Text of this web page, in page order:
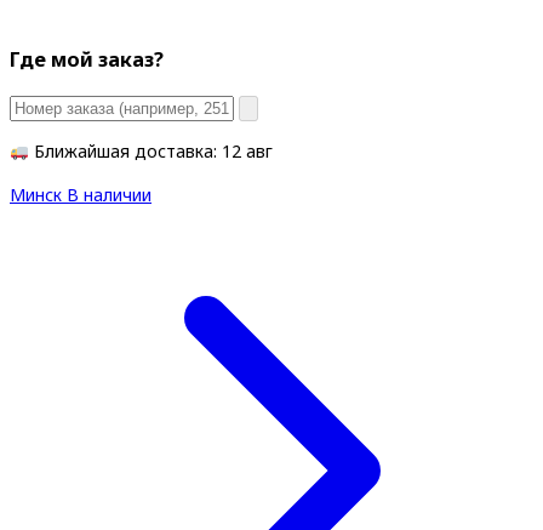
Где мой заказ?
Ближайшая доставка: 12 авг
Минск В наличии